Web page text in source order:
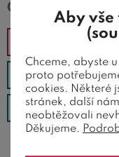
0 nabízené
Aby
Chceme, abyste
proto
cookies. Některé
stránek, další
neobtěžovali
Děkujeme.